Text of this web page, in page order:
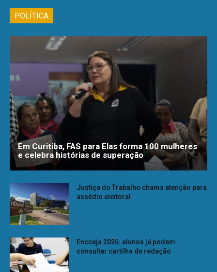
POLÍTICA
Em Curitiba, FAS para Elas forma 100 mulheres
e celebra histórias de superação
Justiça do Trabalho chama atenção para
assédio eleitoral
Encceja 2026: alunos já podem
consultar cartilha de redação